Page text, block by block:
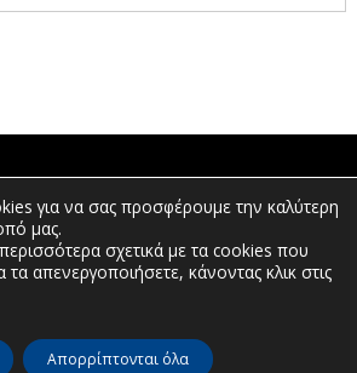
ΠΟΛΙΤΕΣ
για να σας προσφέρουμε την καλύτερη
μας.
σχετικά με τα cookies που
απενεργοποιήσετε, κάνοντας κλικ στις
Απορρίπτονται όλα